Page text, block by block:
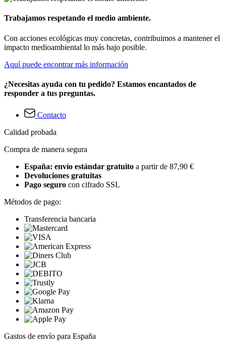
Trabajamos respetando el medio ambiente.
Con acciones ecológicas muy concretas, contribuimos a mantener el
impacto medioambiental lo más bajo posible.
Aquí puede encontrar más información
¿Necesitas ayuda con tu pedido? Estamos encantados de
responder a tus preguntas.
Contacto
Calidad probada
Compra de manera segura
España: envío estándar gratuito a partir de 87,90 €
Devoluciones gratuitas
Pago seguro con cifrado SSL
Métodos de pago:
Transferencia bancaria
Gastos de envío para España